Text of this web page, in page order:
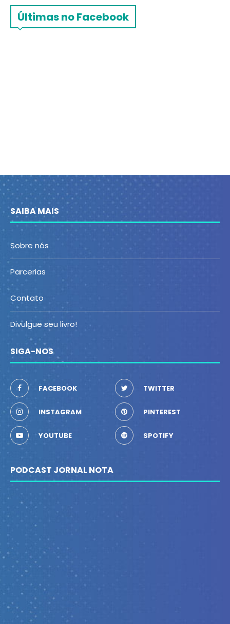
Últimas no Facebook
SAIBA MAIS
Sobre nós
Parcerias
Contato
Divulgue seu livro!
SIGA-NOS
FACEBOOK TWITTER
INSTAGRAM PINTEREST
YOUTUBE SPOTIFY
PODCAST JORNAL NOTA